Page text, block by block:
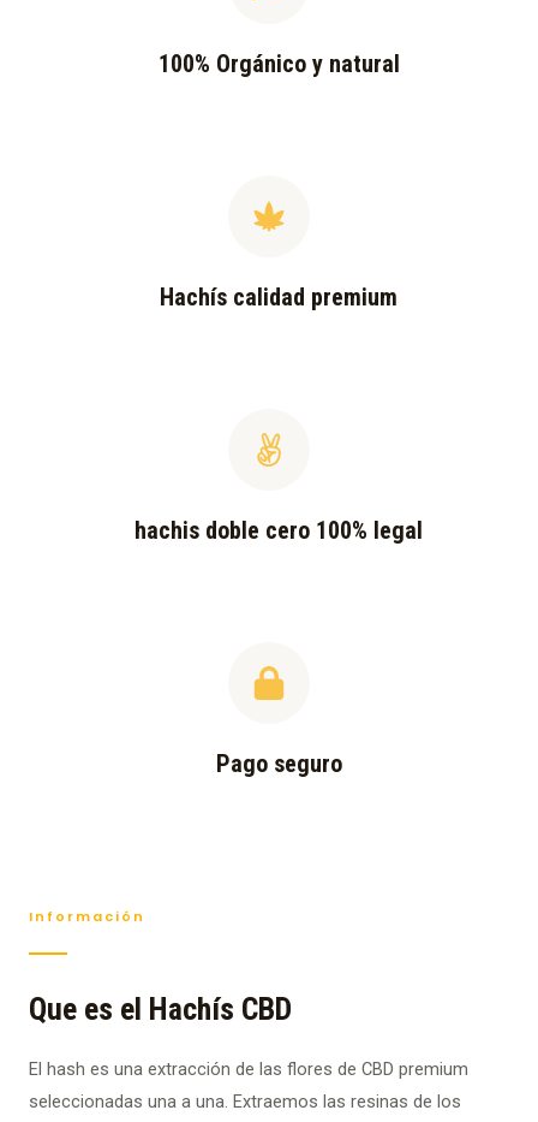
100% Orgánico y natural
Hachís calidad premium
hachis doble cero 100% legal
Pago seguro
Información
Que es el Hachís CBD
El hash es una extracción de las flores de CBD premium
seleccionadas una a una. Extraemos las resinas de los